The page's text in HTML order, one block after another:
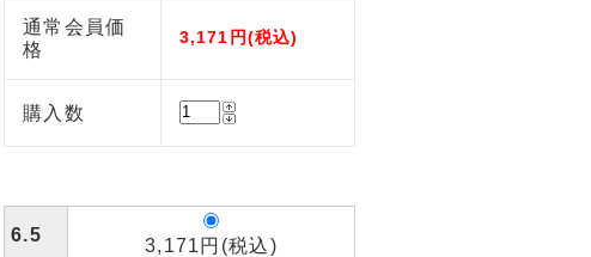
通常会員価
格
3,171円(税込)
購入数
6.5
3,171円(税込)